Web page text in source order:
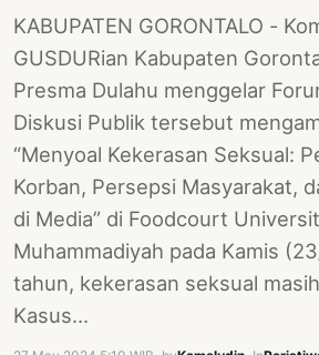
KABUPATEN GORONTALO -
GUSDURian Kabupaten
Presma Dulahu menggelar
Diskusi Publik tersebut
“Menyoal Kekerasan Seksual:
Korban, Persepsi Masyarakat,
di Media” di Foodcourt
Muhammadiyah pada Kamis
tahun, kekerasan seksual
Kasus…